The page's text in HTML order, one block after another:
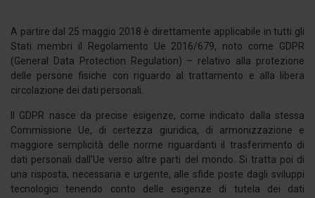
A partire dal 25 maggio 2018 è direttamente applicabile in tutti gli
Stati membri il Regolamento Ue 2016/679, noto come GDPR
(General Data Protection Regulation) – relativo alla protezione
delle persone fisiche con riguardo al trattamento e alla libera
circolazione dei dati personali.
Il GDPR nasce da precise esigenze, come indicato dalla stessa
Commissione Ue, di certezza giuridica, di armonizzazione e
maggiore semplicità delle norme riguardanti il trasferimento di
dati personali dall’Ue verso altre parti del mondo. Si tratta poi di
una risposta, necessaria e urgente, alle sfide poste dagli sviluppi
tecnologici tenendo conto delle esigenze di tutela dei dati